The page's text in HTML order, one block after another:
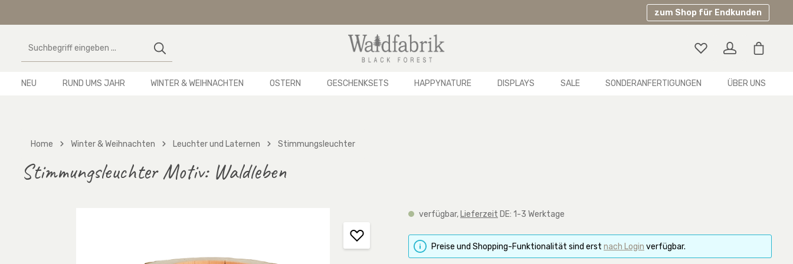
zum Shop für Endkunden
NEU RUND UMS JAHR WINTER & WEIHNACHTEN OSTERN GESCHENKSETS HAPPYNATURE DISPLAYS SALE SONDERANFERTIGUNGEN ÜBER UNS
Home Winter & Weihnachten Leuchter und Laternen Stimmungsleuchter
Stimmungsleuchter Motiv: Waldleben
verfügbar, Lieferzeit DE: 1-3 Werktage
Preise und Shopping-Funktionalität sind erst nach Login verfügbar.